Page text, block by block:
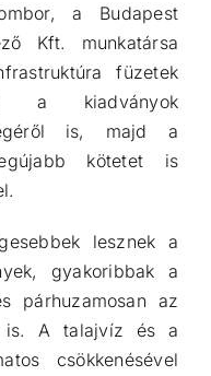
a Budapest
Kft. munkatársa
füzetek
a kiadványok
is, majd a
kötetet is
lesznek a
gyakoribbak a
párhuzamosan az
is. A talajvíz és a
csökkenésével